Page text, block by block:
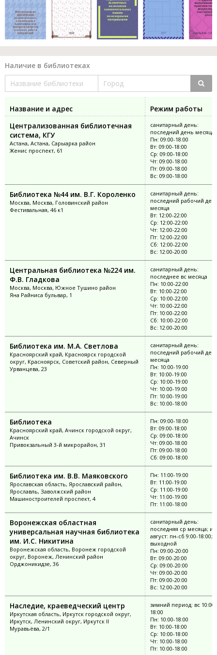
Наличие в библиотеках
Название и адрес
Режим работы
Централизованная библиотечная
система, КГУ
Астана, Астана, Сарыарка район
Женис проспект, 61
санитарный день:
последний день месяца
Пн: 09:00-18:00
Вт: 09:00-18:00
Ср: 09:00-18:00
Чт: 09:00-18:00
Пт: 09:00-18:00
Вс: 09:00-18:00
Библиотека №44 им. В.Г. Короленко
Москва, Москва, Головинский район
Фестивальная, 46 к1
санитарный день:
последний рабочий
месяца
Вт: 12:00-22:00
Ср: 12:00-22:00
Чт: 12:00-22:00
Пт: 12:00-22:00
Сб: 12:00-22:00
Вс: 12:00-20:00
Центральная библиотека №224 им.
Ф.В. Гладкова
Москва, Москва, Южное Тушино район
Яна Райниса бульвар, 1
санитарный день:
последнее вс месяца
Пн: 10:00-22:00
Вт: 10:00-22:00
Ср: 10:00-22:00
Чт: 10:00-22:00
Пт: 10:00-22:00
Сб: 10:00-22:00
Вс: 12:00-20:00
Библиотека им. М.А. Светлова
Красноярский край, Красноярск городской
округ, Красноярск, Советский район, Северный
Урванцева, 23
санитарный день:
последний рабочий
месяца
Пн: 10:00-19:00
Вт: 10:00-19:00
Ср: 10:00-19:00
Чт: 10:00-19:00
Пт: 10:00-19:00
Вс: 10:00-18:00
Библиотека
Красноярский край, Ачинск городской округ,
Ачинск
Привокзальный 3-й микрорайон, 31
Пн: 09:00-18:00
Вт: 09:00-18:00
Ср: 09:00-18:00
Чт: 09:00-18:00
Пт: 09:00-18:00
Сб: 09:00-18:00
Библиотека им. В.В. Маяковского
Ярославская область, Ярославский район,
Ярославль, Заволжский район
Машиностроителей проспект, 4
Пн: 11:00-19:00
Вт: 11:00-19:00
Ср: 11:00-19:00
Чт: 11:00-19:00
Пт: 11:00-18:00
Воронежская областная
универсальная научная библиотека
им. И.С. Никитина
Воронежская область, Воронеж городской
округ, Воронеж, Ленинский район
Орджоникидзе, 36
санитарный день:
последняя ср месяца;
август: пн-сб 9:00-18:00;
выходной
Пн: 09:00-20:00
Вт: 09:00-20:00
Ср: 09:00-20:00
Чт: 09:00-20:00
Пт: 09:00-20:00
Вс: 12:00-20:00
Наследие, краеведческий центр
Иркутская область, Иркутск городской округ,
Иркутск, Ленинский округ, Иркутск II
Муравьёва, 2/1
зимний период: вс 10:00-
18:00
Пн: 10:00-18:00
Вт: 10:00-18:00
Ср: 10:00-18:00
Чт: 10:00-18:00
Пт: 10:00-18:00